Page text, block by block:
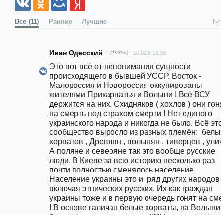
Все (11) Ранние Лучшие
Иван Одесский — (19396) 10.02 в 16:30
Это вот всё от непонимания сущности
происходящего в бывшей УССР. Восток -
Малороссия и Новороссия оккупированы
жителями Прикарпатья и Волыни ! Всё ВСУ
держится на них. Схидняков ( хохлов ) они
на смерть под страхом смерти ! Нет единого
украинского народа и никогда не было. Всё
сообщество выросло из разных племён:
хорватов , Древлян , волынян , тиверцев ,
А поляне и северяне так это вообще русские
люди. В Киеве за всю историю несколько раз
почти полностью сменялось население.
Население украины это и  ряд других народов
включая этнических русских. Их как граждан
украины тоже и в первую очередь гонят на
! В основе галичан белые хорваты, на